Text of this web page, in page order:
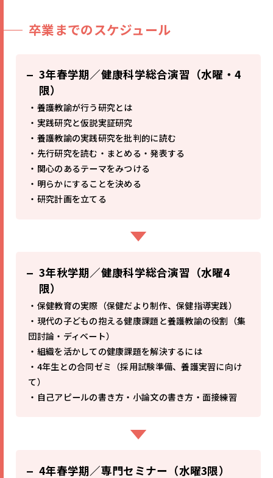
卒業までのスケジュール
3年春学期／健康科学総合演習（水曜・4
限）
・養護教諭が行う研究とは
・実践研究と仮説実証研究
・養護教諭の実践研究を批判的に読む
・先行研究を読む・まとめる・発表する
・関心のあるテーマをみつける
・明らかにすることを決める
・研究計画を立てる
3年秋学期／健康科学総合演習（水曜4
限）
・保健教育の実際（保健だより制作、保健指導実践）
・現代の子どもの抱える健康課題と養護教諭の役割（集
団討論・ディベート）
・組織を活かしての健康課題を解決するには
・4年生との合同ゼミ（採用試験準備、養護実習に向け
て）
・自己アピールの書き方・小論文の書き方・面接練習
4年春学期／専門セミナー（水曜3限）